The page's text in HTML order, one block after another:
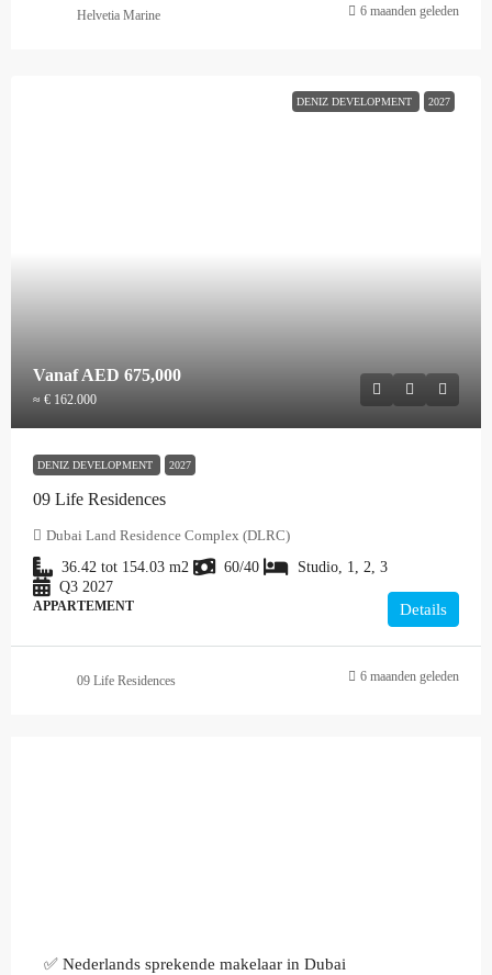
Helvetia Marine 6 maanden geleden
DENIZ DEVELOPMENT 2027
VanafAED 675,000
≈ € 162.000
DENIZ DEVELOPMENT 2027
09 Life Residences
Dubai Land Residence Complex (DLRC)
36.42 tot 154.03 m2 60/40
Studio, 1, 2, 3
Q3 2027
APPARTEMENT Details
09 Life Residences 6 maanden geleden
✅ Nederlands sprekende makelaar in Dubai